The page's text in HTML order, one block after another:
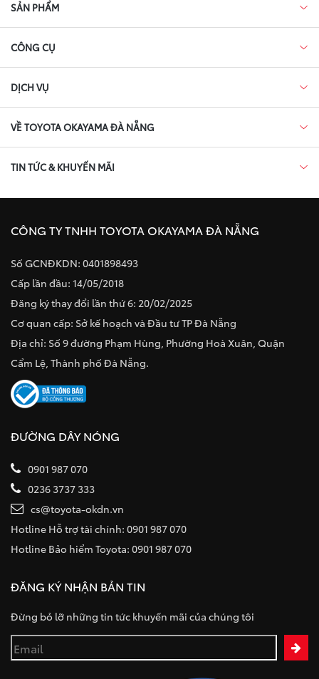
SẢN PHẨM
CÔNG CỤ
DỊCH VỤ
VỀ TOYOTA OKAYAMA ĐÀ NẴNG
TIN TỨC & KHUYẾN MÃI
CÔNG TY TNHH TOYOTA OKAYAMA ĐÀ NẴNG
Số GCNĐKDN: 0401898493
Cấp lần đầu: 14/05/2018
Đăng ký thay đổi lần thứ 6: 20/02/2025
Cơ quan cấp: Sở kế hoạch và Đầu tư TP Đà Nẵng
Địa chỉ: Số 9 đường Phạm Hùng, Phường Hoà Xuân, Quận
Cẩm Lệ, Thành phố Đà Nẵng.
ĐƯỜNG DÂY NÓNG
0901 987 070
0236 3737 333
cs@toyota-okdn.vn
Hotline Hỗ trợ tài chính: 0901 987 070
Hotline Bảo hiểm Toyota: 0901 987 070
ĐĂNG KÝ NHẬN BẢN TIN
Đừng bỏ lỡ những tin tức khuyến mãi của chúng tôi